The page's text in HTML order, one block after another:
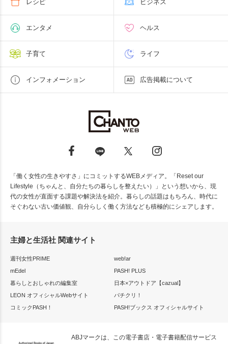
レシピ ビジネス
エンタメ ヘルス
子育て ライフ
インフォメーション 広告掲載について
「働く女性の生きやすさ」にコミットするWEBメディア。「Reset our
Lifestyle（ちゃんと、自分たちの暮らしを整えたい）」という想いから、現
代の女性が直面する課題や解決法を紹介。暮らしの話題はもちろん、時代に
そぐわない古い価値観、自分らしく働く方法なども積極的にシェアします。
主婦と生活社 関連サイト
週刊女性PRIME
web!ar
mEdel
PASH! PLUS
暮らしとおしゃれの編集室
日本×アウトドア【cazual】
LEON オフィシャルWebサイト
パチクリ！
コミックPASH！
PASH!ブックス オフィシャルサイト
ABJマークは、この電子書店・電子書籍配信サービス